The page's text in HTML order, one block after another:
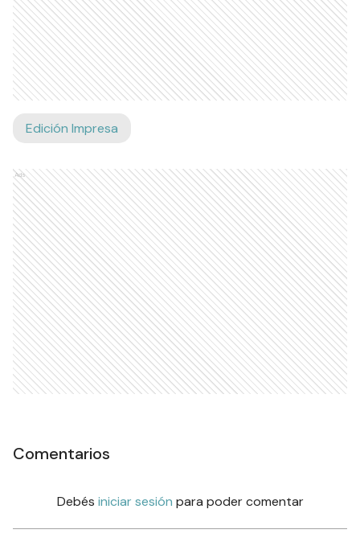
Edición Impresa
Ads
Comentarios
Debés iniciar sesión para poder comentar